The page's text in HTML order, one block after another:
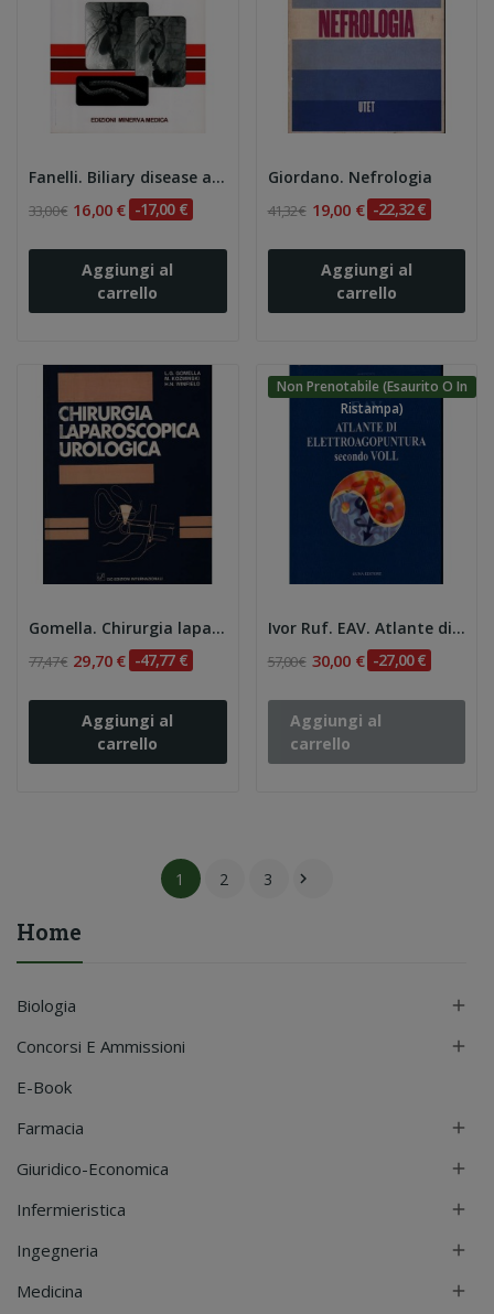
Home
Biologia 
Concorsi E Ammissioni 
E-Book
Farmacia

Giuridico-Economica 
Infermieristica 
Ingegneria 
Medicina 
Fanelli. Biliary disease and advanced...
33,00 € 16,00 € -17,00 €
Aggiungi al
carrello
Giordano. Nefrologia
41,32 € 19,00 € -22,32 €
Aggiungi al
carrello
Gomella. Chirurgia laparoscopica urologica
77,47 € 29,70 € -47,77 €
Aggiungi al
carrello
Non Prenotabile (esaurito O In
Ristampa)
Ivor Ruf. EAV. Atlante di elettroagopuntura...
57,00 € 30,00 € -27,00 €
Aggiungi al
carrello
1 2 3 